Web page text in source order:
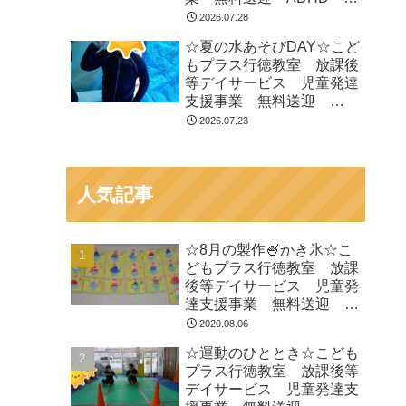
閉症 発達障がい 運動療
市 浦安市
2026.07.28
☆夏の水あそびDAY☆こど
もプラス行徳教室 放課後
等デイサービス 児童発達
支援事業 無料送迎
ADHD 自閉症 発達障が
2026.07.23
人気記事
☆8月の製作🍧かき氷☆こ
どもプラス行徳教室 放課
後等デイサービス 児童発
達支援事業 無料送迎
ADHD 自閉症 発達障が
徳 市川市 浦安市
2020.08.06
☆運動のひととき☆こども
プラス行徳教室 放課後等
デイサービス 児童発達支